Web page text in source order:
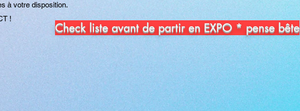
à votre disposition.
!
Check liste avant de partir en EXPO * pense bête